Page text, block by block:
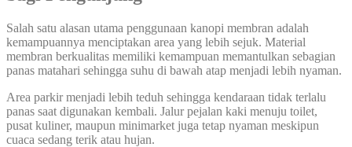
Salah satu alasan utama penggunaan kanopi membran adalah
kemampuannya menciptakan area yang lebih sejuk. Material
membran berkualitas memiliki kemampuan memantulkan sebagian
panas matahari sehingga suhu di bawah atap menjadi lebih nyaman.
Area parkir menjadi lebih teduh sehingga kendaraan tidak terlalu
panas saat digunakan kembali. Jalur pejalan kaki menuju toilet,
pusat kuliner, maupun minimarket juga tetap nyaman meskipun
cuaca sedang terik atau hujan.